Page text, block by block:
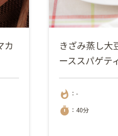
カ
きざみ蒸し大
ーススパゲテ
whatshot ：-
timer ：40分